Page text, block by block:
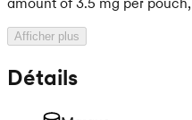
Afficher plus
Détails